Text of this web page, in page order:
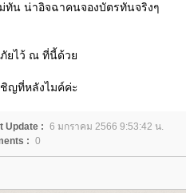
ทัน น่าอิจฉาคนจองบัตรทันจริงๆ
ภัยไว้ ณ ที่นี้ด้ว
ญที่หลังไมค์ค่ะ
Update : 6 มกราคม 2566 9:53:42 น.
: 0